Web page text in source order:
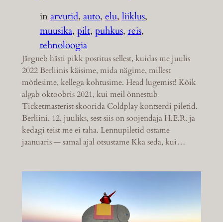
inarvutid, auto, elu, liiklus
muusika, pilt, puhkus, reis
tehnoloogia
Järgneb hästi pikk postitus sellest, kuidas me juulis
2022 Berliinis käisime, mida nägime, millest
mõtlesime, kellega kohtusime. Head lugemist! Kõik
algab oktoobris 2021, kui meil õnnestub
Ticketmasterist skoorida Coldplay kontserdi piletid.
Berliini. 12. juuliks, sest siis on soojendaja H.E.R. ja
kedagi teist me ei taha. Lennupiletid ostame
jaanuaris — samal ajal otsustame Kka seda, kui…